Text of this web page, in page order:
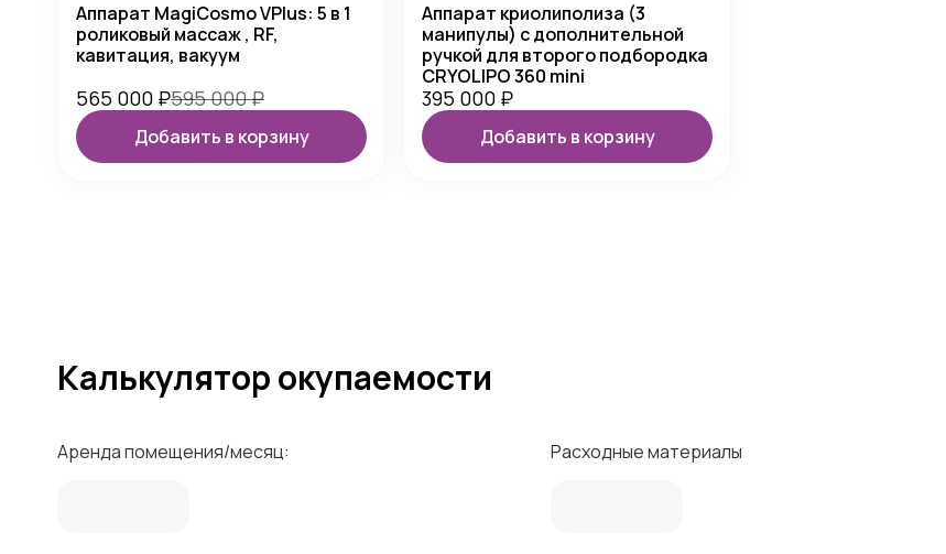
Аппарат MagiCosmo VPlus: 5 в 1
роликовый массаж , RF,
кавитация, вакуум
565 000 ₽595 000₽
Добавить в корзину
Аппарат криолиполиза (3
манипулы) с дополнительной
ручкой для второго подбородка
CRYOLIPO 360 mini
395 000 ₽
Добавить в корзину
Калькулятор окупаемости
Аренда помещения/месяц: Расходные материалы